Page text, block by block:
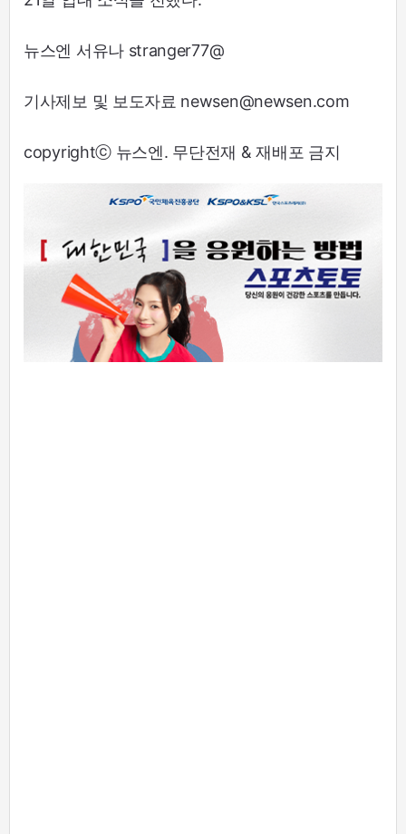
뉴스엔 서유나 stranger77@
기사제보 및 보도자료 newsen@newsen.com
copyrightⓒ 뉴스엔. 무단전재 & 재배포 금지